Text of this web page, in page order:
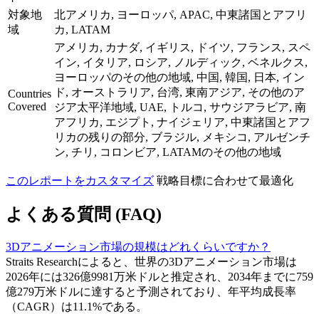
対象地
域
北アメリカ, ヨーロッパ, APAC, 中東諸国とアフリ
カ, LATAM
Countries
Covered
アメリカ, カナダ, イギリス, ドイツ, フランス, スペ
イン, イタリア, ロシア, ノルディック, ベネルクス,
ヨーロッパのその他の地域, 中国, 韓国, 日本, イン
ド, オーストラリア, 台湾, 東南アジア, その他のア
ジア太平洋地域, UAE, トルコ, サウジアラビア, 南
アフリカ, エジプト, ナイジェリア, 中東諸国とアフ
リカの残りの部分, ブラジル, メキシコ, アルゼンチ
ン, チリ, コロンビア, LATAMのその他の地域
このレポートをカスタマイズ 戦略目標に合わせて最適化
よくある質問 (FAQ)
3Dアニメーション市場の規模はどれくらいですか？
Straits Researchによると、世界の3Dアニメーション市場は
2026年には326億9981万米ドルと推定され、2034年までに759
億279万米ドルに達すると予測されており、年平均成長率
（CAGR）は11.1%である。